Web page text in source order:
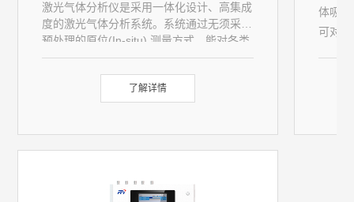
激光气体分析仪是采用一体化设计、高集成
度的激光气体分析系统。系统通过无须采样
预处理的原位(In-situ) 测量方式，能对各类
工业过程气体、环保排放烟气等过程气体进
行快速、准确和可靠的测量，为各行业气体
在线监测提供了最佳解决方案。
了解详情
体吸
可对